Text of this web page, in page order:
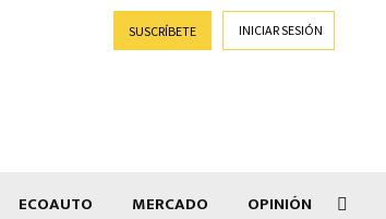
SUSCRÍBETE INICIAR SESIÓN
ECOAUTO MERCADO OPINIÓN